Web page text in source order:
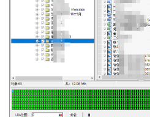
见
问
题